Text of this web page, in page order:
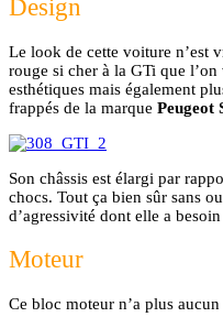
Design
Le look de cette voiture n’est
rouge si cher à la GTi que
esthétiques mais également
frappés de la marque Peugeot
Son châssis est élargi par
chocs. Tout ça bien sûr sans
d’agressivité dont elle a
Moteur
Ce bloc moteur n’a plus